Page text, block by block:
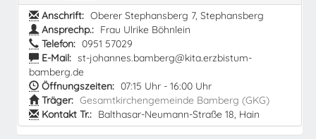
Anschrift: Oberer Stephansberg 7, Stephansberg
Ansprechp.: Frau Ulrike Böhnlein
Telefon: 0951 57029
E-Mail: st-johannes.bamberg@kita.erzbistum-
bamberg.de
Öffnungszeiten: 07:15 Uhr - 16:00 Uhr
Träger: Gesamtkirchengemeinde Bamberg (GKG)
Kontakt Tr.: Balthasar-Neumann-Straße 18, Hain